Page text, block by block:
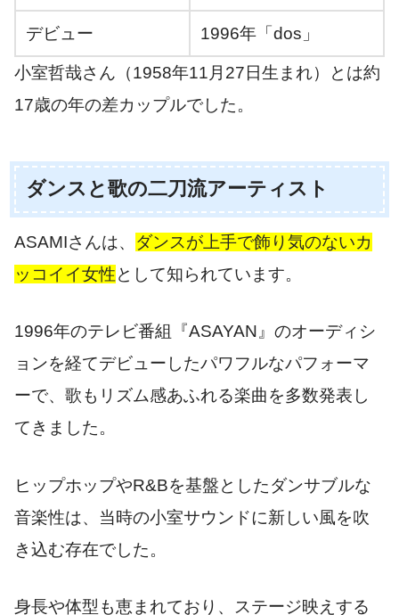
デビュー 1996年「dos」
小室哲哉さん（1958年11月27日生まれ）とは約
17歳の年の差カップルでした。
ダンスと歌の二刀流アーティスト
ASAMIさんは、 ダンスが上手で飾り気のないカ
ッコイイ女性として知られています。
1996年のテレビ番組『ASAYAN』のオーディシ
ョンを経てデビューしたパワフルなパフォーマ
ーで、歌もリズム感あふれる楽曲を多数発表し
てきました。
ヒップホップやR&Bを基盤としたダンサブルな
音楽性は、当時の小室サウンドに新しい風を吹
き込む存在でした。
身長や体型も恵まれており、ステージ映えする